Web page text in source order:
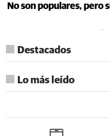
No son populares,
Destacados
Lo más leído